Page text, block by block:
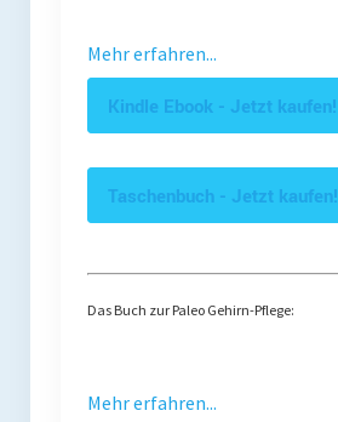
Mehr erfahren...
Kindle Ebook - Jetzt kaufen!
Taschenbuch - Jetzt kaufen!
Das Buch zur Paleo Gehirn-Pflege:
Mehr erfahren...